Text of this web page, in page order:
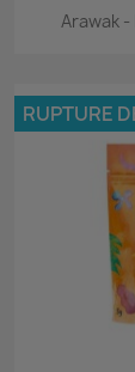

Arawak -
RUPTURE